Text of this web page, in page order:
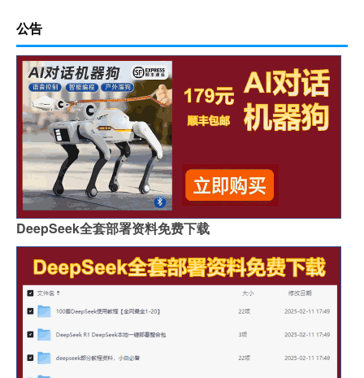
公告
DeepSeek全套部署资料免费下载